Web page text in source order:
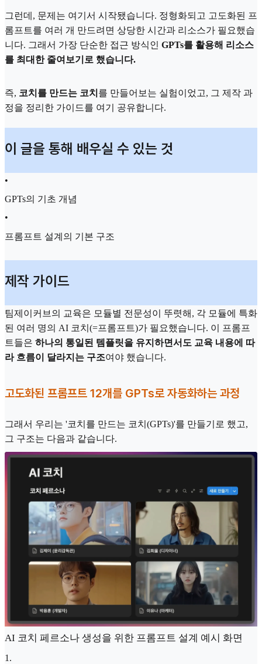
그런데, 문제는 여기서 시작됐습니다. 정형화되고 고도화된 프
롬프트를 여러 개 만드려면 상당한 시간과 리소스가 필요했습
니다. 그래서 가장 단순한 접근 방식인 GPTs를 활용해 리소스
를 최대한 줄여보기로 했습니다.
즉, 코치를 만드는 코치 를 만들어보는 실험이었고, 그 제작 과
정을 정리한 가이드를 여기 공유합니다.
이 글을 통해 배우실 수 있는 것
•
GPTs의 기초 개념
•
프롬프트 설계의 기본 구조
제작 가이드
팀제이커브의 교육은 모듈별 전문성이 뚜렷해, 각 모듈에 특화
된 여러 명의 AI 코치(=프롬프트)가 필요했습니다. 이 프롬프
트들은 하나의 통일된 템플릿을 유지하면서도 교육 내용에 따
라 흐름이 달라지는 구조여야 했습니다.
고도화된 프롬프트 12개를 GPTs로 자동화하는 과정
그래서 우리는 '코치를 만드는 코치(GPTs)'를 만들기로 했고,
그 구조는 다음과 같습니다.
AI 코치 페르소나 생성을 위한 프롬프트 설계 예시 화면
1 .